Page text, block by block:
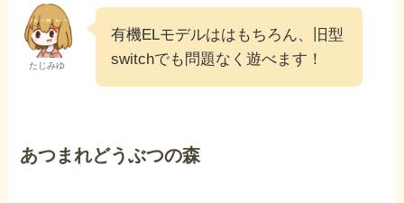
たじみゆ
有機ELモデルははもちろん、旧型
switchでも問題なく遊べます！
あつまれどうぶつの森